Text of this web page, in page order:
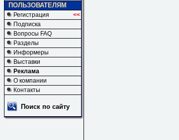
ПОЛЬЗОВАТЕЛЯМ
Регистрация
<<
Подписка
Вопросы FAQ
Разделы
Информеры
Выставки
Реклама
О компании
Контакты
Поиск по сайту